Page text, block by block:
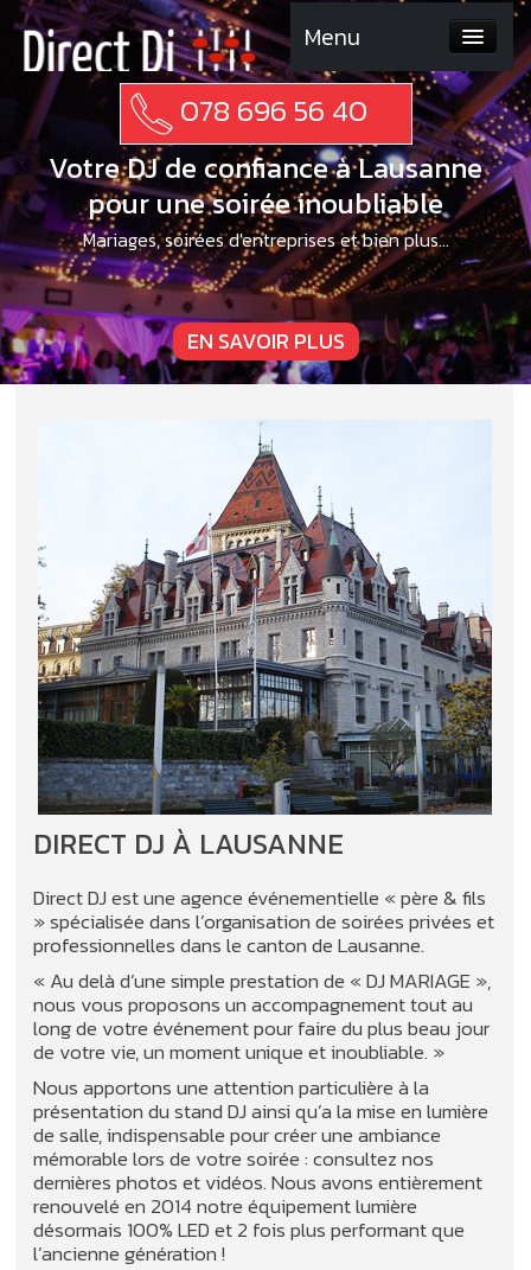
Menu
A PROPOS
MARIAGE
PHOTOS
TÉMOIGNAGES
CONTACT
078 696 56 40
Votre DJ de confiance à Lausanne
pour une soirée inoubliable
Mariages, soirées d'entreprises et bien plus...
EN SAVOIR PLUS
DIRECT DJ À LAUSANNE
Direct DJ est une agence événementielle « père & fils
» spécialisée dans l’organisation de soirées privées et
professionnelles dans le canton de Lausanne.
« Au delà d’une simple prestation de « DJ MARIAGE »,
nous vous proposons un accompagnement tout au
long de votre événement pour faire du plus beau jour
de votre vie, un moment unique et inoubliable. »
Nous apportons une attention particulière à la
présentation du stand DJ ainsi qu’a la mise en lumière
de salle, indispensable pour créer une ambiance
mémorable lors de votre soirée : consultez nos
dernières photos et vidéos. Nous avons entièrement
renouvelé en 2014 notre équipement lumière
désormais 100% LED et 2 fois plus performant que
l’ancienne génération !